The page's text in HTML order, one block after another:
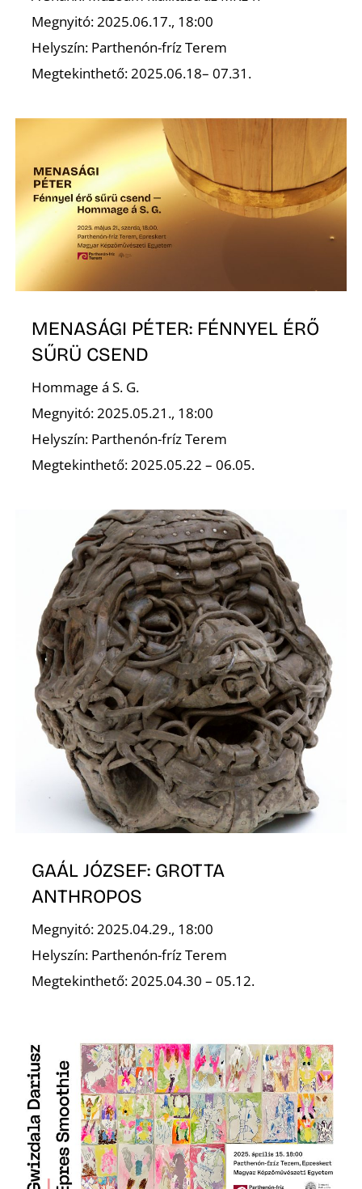
Megnyitó: 2025.06.17., 18:00
Helyszín: Parthenón-fríz Terem
Megtekinthető: 2025.06.18– 07.31.
MENASÁGI PÉTER: FÉNNYEL ÉRŐ
SŰRÜ CSEND
Hommage á S. G.
Megnyitó: 2025.05.21., 18:00
Helyszín: Parthenón-fríz Terem
Megtekinthető: 2025.05.22 – 06.05.
GAÁL JÓZSEF: GROTTA
ANTHROPOS
Megnyitó: 2025.04.29., 18:00
Helyszín: Parthenón-fríz Terem
Megtekinthető: 2025.04.30 – 05.12.